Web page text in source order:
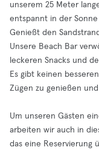
unserem 25 Meter
entspannt in der Sonne
Genießt den
Unsere Beach Bar
leckeren Snacks und
Es gibt keinen
Zügen zu genießen
Um unseren Gästen
arbeiten wir auch in
das eine Reservierung